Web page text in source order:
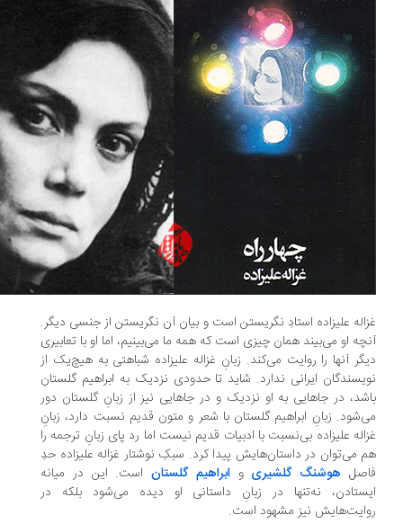
علیزاده استادِ نگریستن است و بیان آن نگریستن از جنسی دیگر.
او می‌بیند همان چیزی است که همه ما می‌بینیم، اما او با تعابیری
آنها را روایت‌ می‌کند. زبانِ غزاله علیزاده شباهتی به هیچ‌یک از
ایرانی ندارد. شاید تا حدودی نزدیک به ابراهیم گلستان
در جاهایی به او نزدیک و در جاهایی نیز از زبانِ گلستان دور
زبانِ ابراهیم گلستان با شعر و متون قدیم نسبت دارد، زبانِ
علیزاده بی‌نسبت با ادبیات قدیم نیست اما رد پای زبانِ ترجمه را
می‌توان در داستان‌هایش پیدا کرد. سبکِ نوشتار غزاله علیزاده حدِ
هوشنگ گلشیریوابراهیم گلستاناست. این در میانه
نه‌تنها در زبانِ داستانی او دیده می‌شود بلکه در
نیز مشهود است.